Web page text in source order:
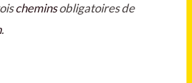
cheminsobligatoires de
.